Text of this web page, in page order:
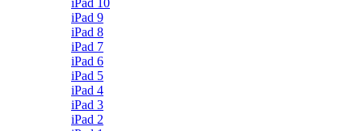
iPad 10
iPad 9
iPad 8
iPad 7
iPad 6
iPad 5
iPad 4
iPad 3
iPad 2